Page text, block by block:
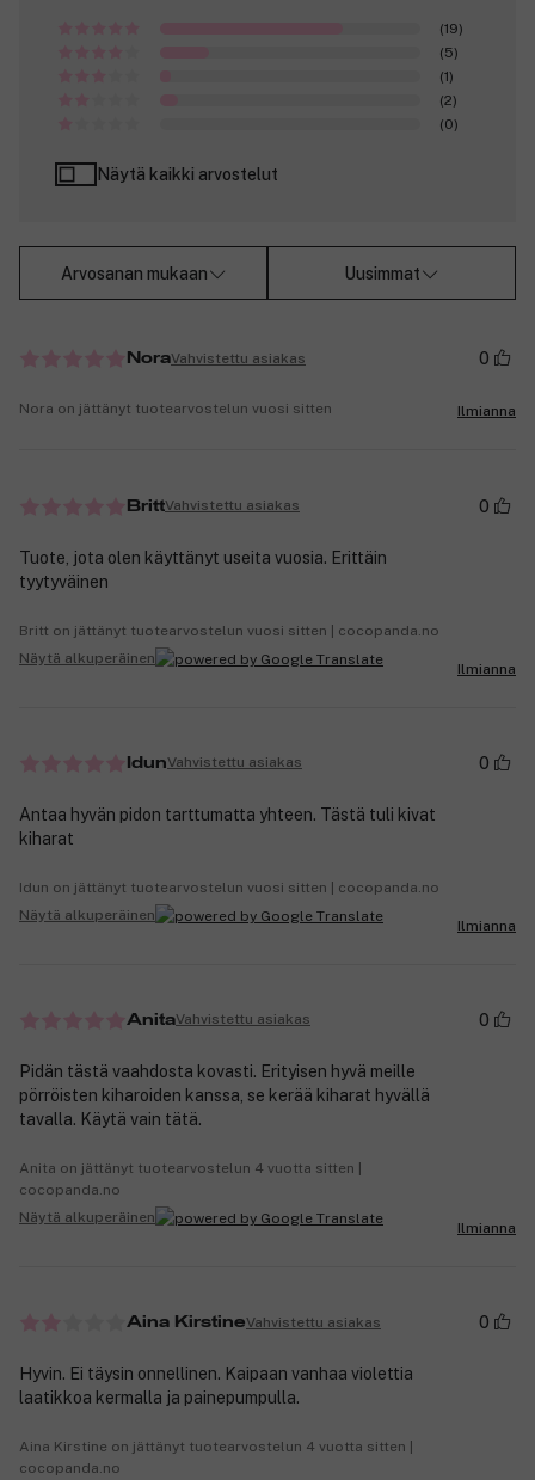
(19)
(5)
(1)
(2)
(0)
Näytä kaikki arvostelut
Arvosanan mukaan Uusimmat
NoraVahvistettu asiakas 0
Nora on jättänyt tuotearvostelun vuosi sitten Ilmianna
BrittVahvistettu asiakas 0
Tuote, jota olen käyttänyt useita vuosia. Erittäin
tyytyväinen
Britt on jättänyt tuotearvostelun vuosi sitten | cocopanda.no
Näytä alkuperäinen
Ilmianna
IdunVahvistettu asiakas 0
Antaa hyvän pidon tarttumatta yhteen. Tästä tuli kivat
kiharat
Idun on jättänyt tuotearvostelun vuosi sitten | cocopanda.no
Näytä alkuperäinen
Ilmianna
AnitaVahvistettu asiakas 0
Pidän tästä vaahdosta kovasti. Erityisen hyvä meille
pörröisten kiharoiden kanssa, se kerää kiharat hyvällä
tavalla. Käytä vain tätä.
Anita on jättänyt tuotearvostelun 4 vuotta sitten |
cocopanda.no
Näytä alkuperäinen
Ilmianna
Aina KirstineVahvistettu asiakas 0
Hyvin. Ei täysin onnellinen. Kaipaan vanhaa violettia
laatikkoa kermalla ja painepumpulla.
Aina Kirstine on jättänyt tuotearvostelun 4 vuotta sitten |
cocopanda.no